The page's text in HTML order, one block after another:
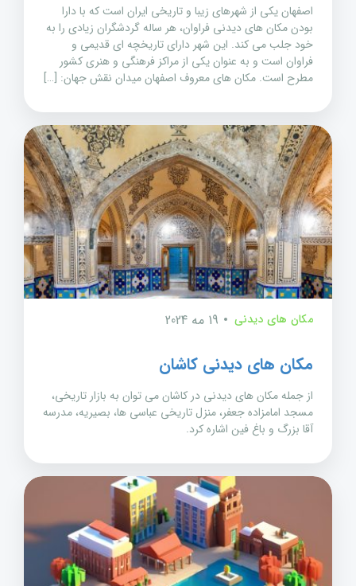
اصفهان یکی از شهرهای زیبا و تاریخی ایران است که با دارا
بودن مکان های دیدنی فراوان، هر ساله گردشگران زیادی را به
خود جلب می کند. این شهر دارای تاریخچه ای قدیمی و
فراوان است و به عنوان یکی از مراکز فرهنگی و هنری کشور
مطرح است. مکان های معروف اصفهان میدان نقش جهان: […]
مکان های دیدنی 19 مه 2024
مکان های دیدنی کاشان
از جمله مکان های دیدنی در کاشان می توان به بازار تاریخی،
مسجد امامزاده جعفر، منزل تاریخی عباسی ها، بصیریه، مدرسه
آقا بزرگ و باغ فین اشاره کرد.